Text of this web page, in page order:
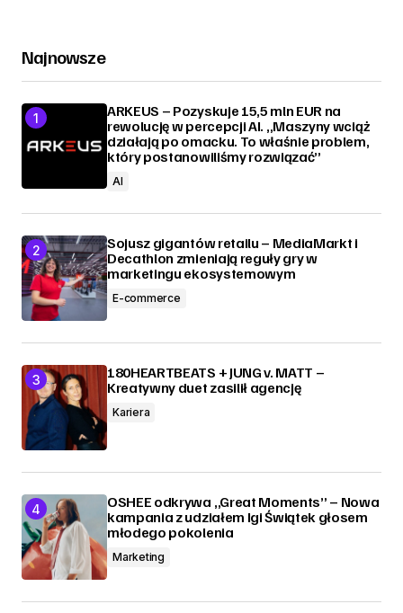
Najnowsze
ARKEUS – Pozyskuje 15,5 mln EUR na
rewolucję w percepcji AI. „Maszyny wciąż
działają po omacku. To właśnie problem,
który postanowiliśmy rozwiązać”
AI
Sojusz gigantów retailu – MediaMarkt i
Decathlon zmieniają reguły gry w
marketingu ekosystemowym
E-commerce
180HEARTBEATS + JUNG v. MATT –
Kreatywny duet zasilił agencję
Kariera
OSHEE odkrywa „Great Moments” – Nowa
kampania z udziałem Igi Świątek głosem
młodego pokolenia
Marketing